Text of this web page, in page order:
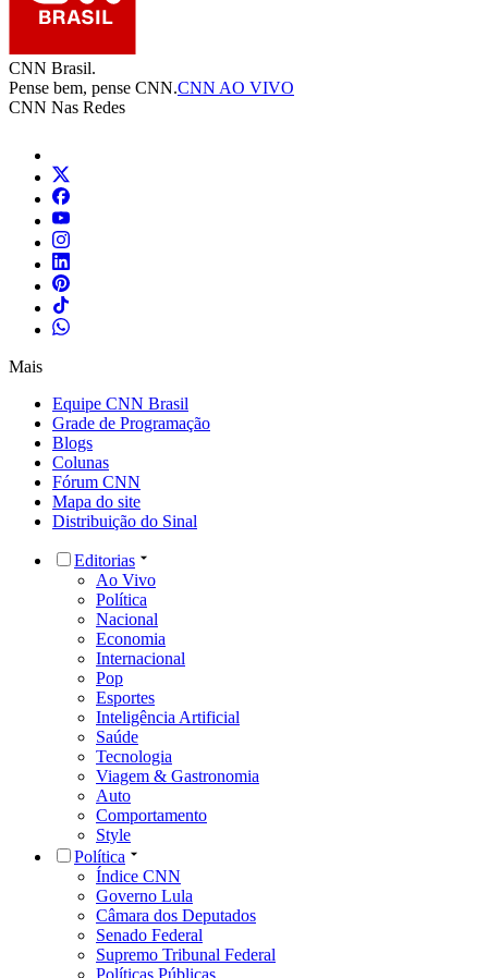
CNN Brasil.
Pense bem, pense CNN.CNN AO VIVO
CNN Nas Redes
Mais
Equipe CNN Brasil
Grade de Programação
Blogs
Colunas
Fórum CNN
Mapa do site
Distribuição do Sinal
Editorias
Ao Vivo
Política
Nacional
Economia
Internacional
Pop
Esportes
Inteligência Artificial
Saúde
Tecnologia
Viagem & Gastronomia
Auto
Comportamento
Style
Política
Índice CNN
Governo Lula
Câmara dos Deputados
Senado Federal
Supremo Tribunal Federal
Políticas Públicas